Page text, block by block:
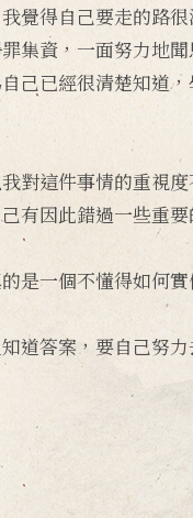
覺得自己要走的路
集資，一面努力地
己已經很清楚知道
對這件事情的重視
有因此錯過一些重要
是一個不懂得如何
道答案，要自己努力